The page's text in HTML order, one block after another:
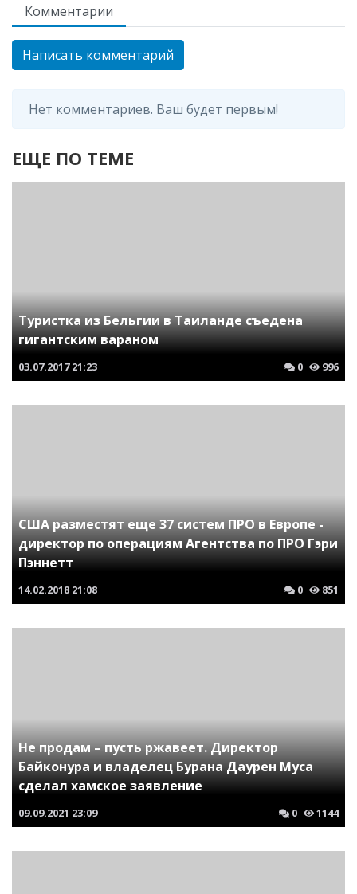
Комментарии
Написать комментарий
Нет комментариев. Ваш будет первым!
ЕЩЕ ПО ТЕМЕ
Туристка из Бельгии в Таиланде съедена
гигантским вараном
03.07.2017 21:23 0 996
США разместят еще 37 систем ПРО в Европе -
директор по операциям Агентства по ПРО Гэри
Пэннетт
14.02.2018 21:08 0 851
Не продам – пусть ржавеет. Директор
Байконура и владелец Бурана Даурен Муса
сделал хамское заявление
09.09.2021 23:09 0 1144